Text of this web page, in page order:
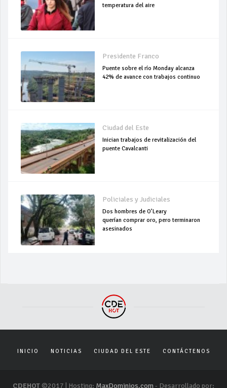
temperatura del aire
Presidente Franco
Puente sobre el río Monday alcanza
42% de avance con trabajos continuo
Ciudad del Este
Inician trabajos de revitalización del
puente Cavalcanti
Policiales y Judiciales
Dos hombres de O’Leary
querían comprar oro, pero terminaron
asesinados
INICIO NOTICIAS CIUDAD DEL ESTE CONTÁCTENOS
CDEHOT ©2017 | Hosting: MaxDominios.com- Desarrollado por: